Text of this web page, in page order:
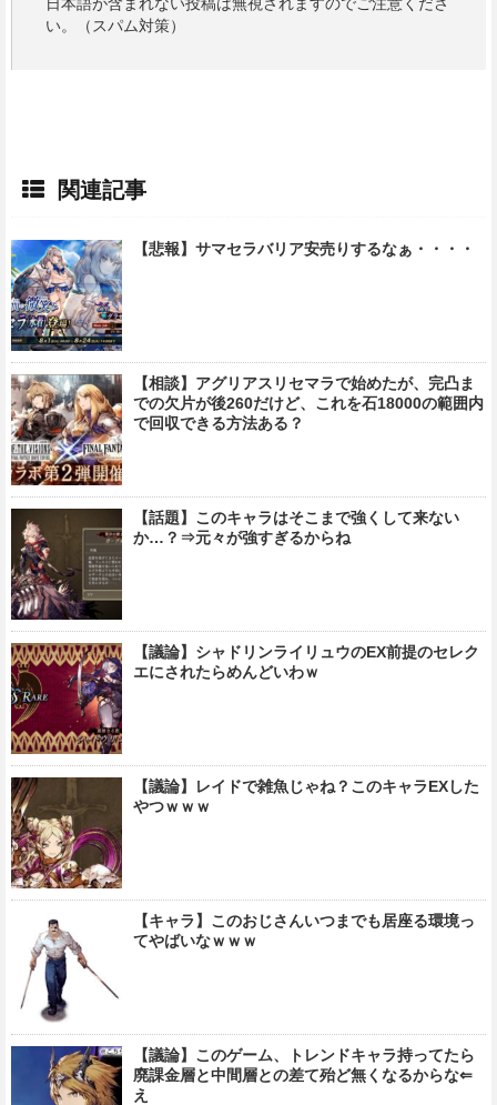
い。（スパム対策）
関連記事
【悲報】サマセラバリア安売りするなぁ・・・・
【相談】アグリアスリセマラで始めたが、完凸ま
での欠片が後260だけど、これを石18000の範囲内
で回収できる方法ある？
【話題】このキャラはそこまで強くして来ない
か…？⇒元々が強すぎるからね
【議論】シャドリンライリュウのEX前提のセレク
エにされたらめんどいわｗ
【議論】レイドで雑魚じゃね？このキャラEXした
やつｗｗｗ
【キャラ】このおじさんいつまでも居座る環境っ
てやばいなｗｗｗ
【議論】このゲーム、トレンドキャラ持ってたら
廃課金層と中間層との差て殆ど無くなるからな⇐
え